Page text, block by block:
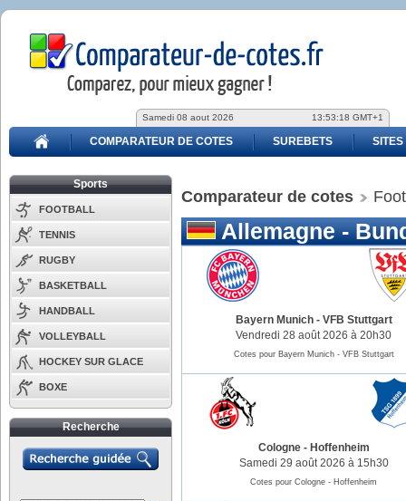
Samedi 08 aout 2026 13:53:19 GMT+1
COMPARATEUR DE COTES SUREBETS SITES
Sports
FOOTBALL
TENNIS
RUGBY
BASKETBALL
HANDBALL
VOLLEYBALL
HOCKEY SUR GLACE
BOXE
Recherche
Comparateur de cotes
Allemagne -
Bayern Munich- VFB Stuttgart
Vendredi 28 août 2026 à 20h30
Cotes pour Bayern Munich - VFB Stuttgart
Cologne- Hoffenheim
Samedi 29 août 2026 à 15h30
Cotes pour Cologne - Hoffenheim